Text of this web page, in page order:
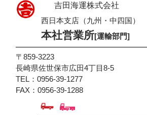
吉田海運株式会社
西日本支店（九州・中四国）
本社営業所[運輸部門]
〒859-3223
長崎県佐世保市広田4丁目8-5
TEL：0956-39-1277
FAX：0956-39-1288